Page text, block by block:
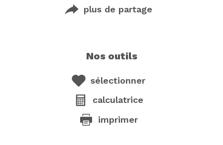
plus de partage
nos outils
sélectionner
calculatrice
imprimer